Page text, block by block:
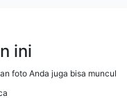
ini
foto Anda juga bisa muncul